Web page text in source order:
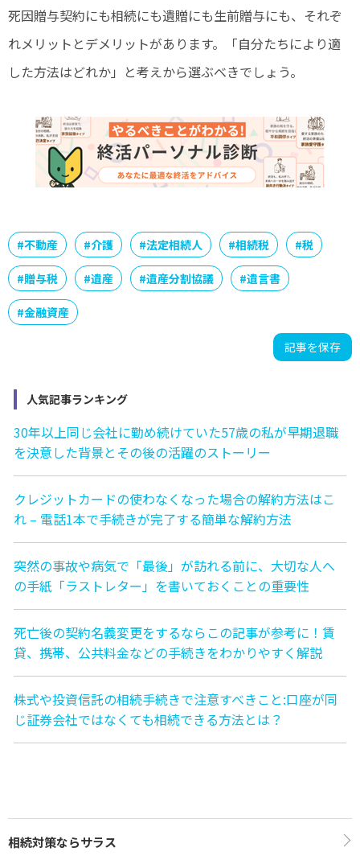
死因贈与契約にも相続にも遺贈にも生前贈与にも、それぞ
れメリットとデメリットがあります。「自分たちにより適
した方法はどれか」と考えから選ぶべきでしょう。
#不動産 #介護 #法定相続人 #相続税 #税
#贈与税 #遺産 #遺産分割協議 #遺言書
#金融資産
記事を保存
人気記事ランキング
30年以上同じ会社に勤め続けていた57歳の私が早期退職
を決意した背景とその後の活躍のストーリー
クレジットカードの使わなくなった場合の解約方法はこ
れ – 電話1本で手続きが完了する簡単な解約方法
突然の事故や病気で「最後」が訪れる前に、大切な人へ
の手紙「ラストレター」を書いておくことの重要性
死亡後の契約名義変更をするならこの記事が参考に！賃
貸、携帯、公共料金などの手続きをわかりやすく解説
株式や投資信託の相続手続きで注意すべきこと:口座が同
じ証券会社ではなくても相続できる方法とは？
相続対策ならサラス